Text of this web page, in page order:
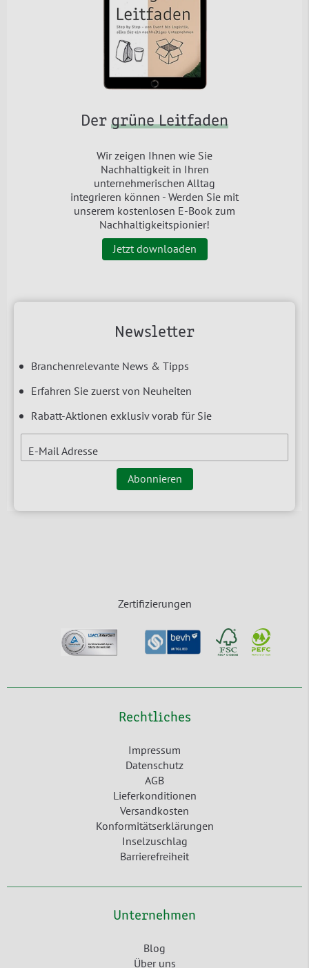
Newsletter
Branchenrelevante News & Tipps
Erfahren Sie zuerst von Neuheiten
Rabatt-Aktionen exklusiv vorab für Sie
E-Mail Adresse
Abonnieren
Der grüne Leitfaden
Wir zeigen Ihnen wie Sie
Nachhaltigkeit in Ihren
unternehmerischen Alltag
integrieren können - Werden Sie mit
unserem kostenlosen E-Book zum
Nachhaltigkeitspionier!
Jetzt downloaden
Zertifizierungen
Rechtliches
Impressum
Datenschutz
AGB
Lieferkonditionen
Versandkosten
Konformitätserklärungen
Inselzuschlag
Barrierefreiheit
Unternehmen
Blog
Über uns